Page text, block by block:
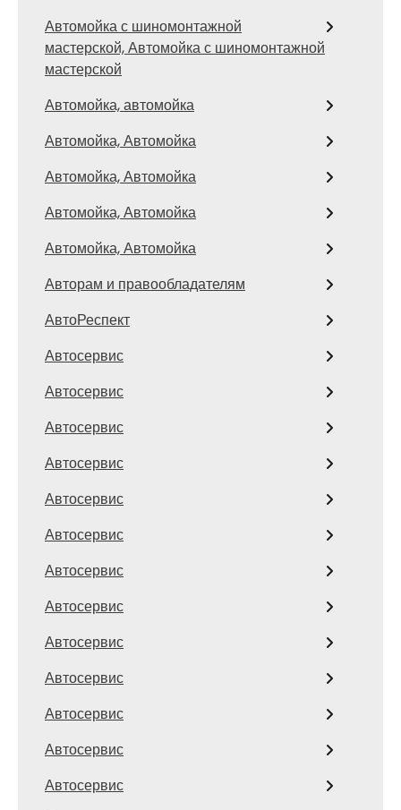
Автомойка с шиномонтажной
мастерской, Автомойка с шиномонтажной
мастерской
Автомойка, автомойка
Автомойка, Автомойка
Автомойка, Автомойка
Автомойка, Автомойка
Автомойка, Автомойка
Авторам и правообладателям
АвтоРеспект
Автосервис
Автосервис
Автосервис
Автосервис
Автосервис
Автосервис
Автосервис
Автосервис
Автосервис
Автосервис
Автосервис
Автосервис
Автосервис